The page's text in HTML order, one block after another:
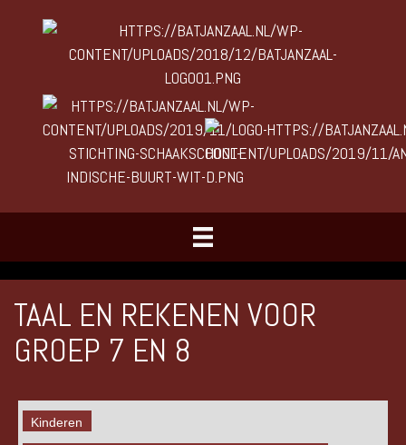
TAAL EN REKENEN VOOR
GROEP 7 EN 8
Kinderen